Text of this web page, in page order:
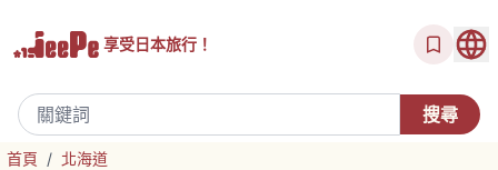
享受日本旅行！
首頁 / 北海道